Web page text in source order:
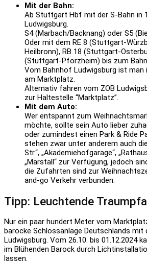
Mit der Bahn:
Ab Stuttgart Hbf mit der S-Bahn in
Ludwigsburg.
S4 (Marbach/Backnang) oder S5
Oder mit dem RE 8 (Stuttgart-
Heilbronn), RB 18 (Stuttgart-
(Stuttgart-Pforzheim) bis zum
Vom Bahnhof Ludwigsburg ist man
am Marktplatz.
Alternativ fahren vom ZOB
zur Haltestelle “Marktplatz”.
Mit dem Auto:
Wer entspannt zum
möchte, sollte sein Auto lieber
oder zumindest einen Park & Ride
stehen zwar unter anderem auch
Str.“, „Akademiehofgarage“,
„Marstall“ zur Verfügung, jedoch
die Zufahrten sind zur
and-go Verkehr verbunden.
Tipp: Leuchtende
Nur ein paar hundert Meter vom
barocke Schlossanlage Deutschlands mit
Ludwigsburg. Vom 26.10. bis 01.12.2024
im Blühenden Barock durch
lassen.